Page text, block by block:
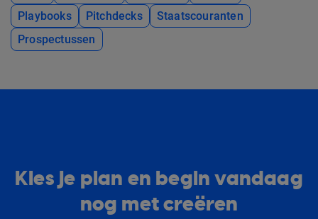
Playbooks
Pitchdecks
Staatscouranten
Prospectussen
Kies je plan en begin vandaag
nog met creëren